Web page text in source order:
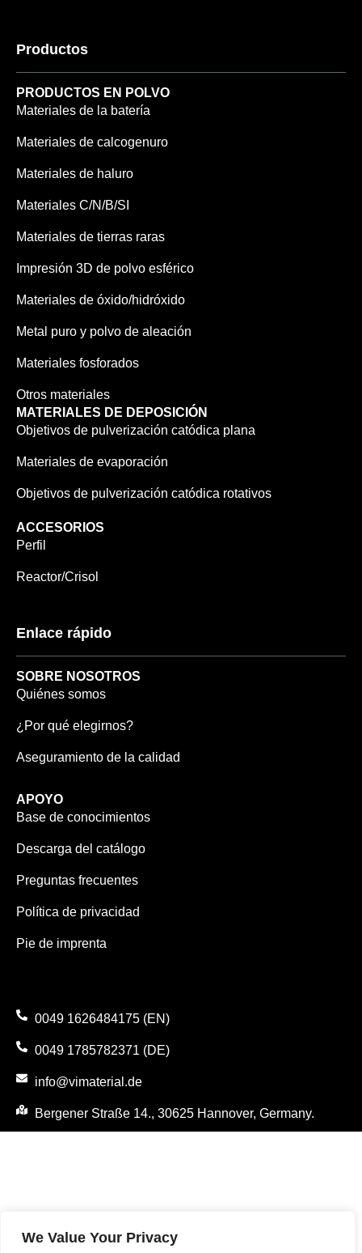
We Value Your Privacy
Productos
PRODUCTOS EN POLVO
Materiales de la batería
Materiales de calcogenuro
Materiales de haluro
Materiales C/N/B/SI
Materiales de tierras raras
Impresión 3D de polvo esférico
Materiales de óxido/hidróxido
Metal puro y polvo de aleación
Materiales fosforados
Otros materiales
MATERIALES DE DEPOSICIÓN
Objetivos de pulverización catódica plana
Materiales de evaporación
Objetivos de pulverización catódica rotativos
ACCESORIOS
Perfil
Reactor/Crisol
Enlace rápido
SOBRE NOSOTROS
Quiénes somos
¿Por qué elegirnos?
Aseguramiento de la calidad
APOYO
Base de conocimientos
Descarga del catálogo
Preguntas frecuentes
Política de privacidad
Pie de imprenta
0049 1626484175 (EN)
0049 1785782371 (DE)
info@vimaterial.de
Bergener Straße 14., 30625 Hannover, Germany.